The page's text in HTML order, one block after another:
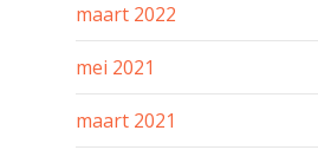
maart 2022
mei 2021
maart 2021